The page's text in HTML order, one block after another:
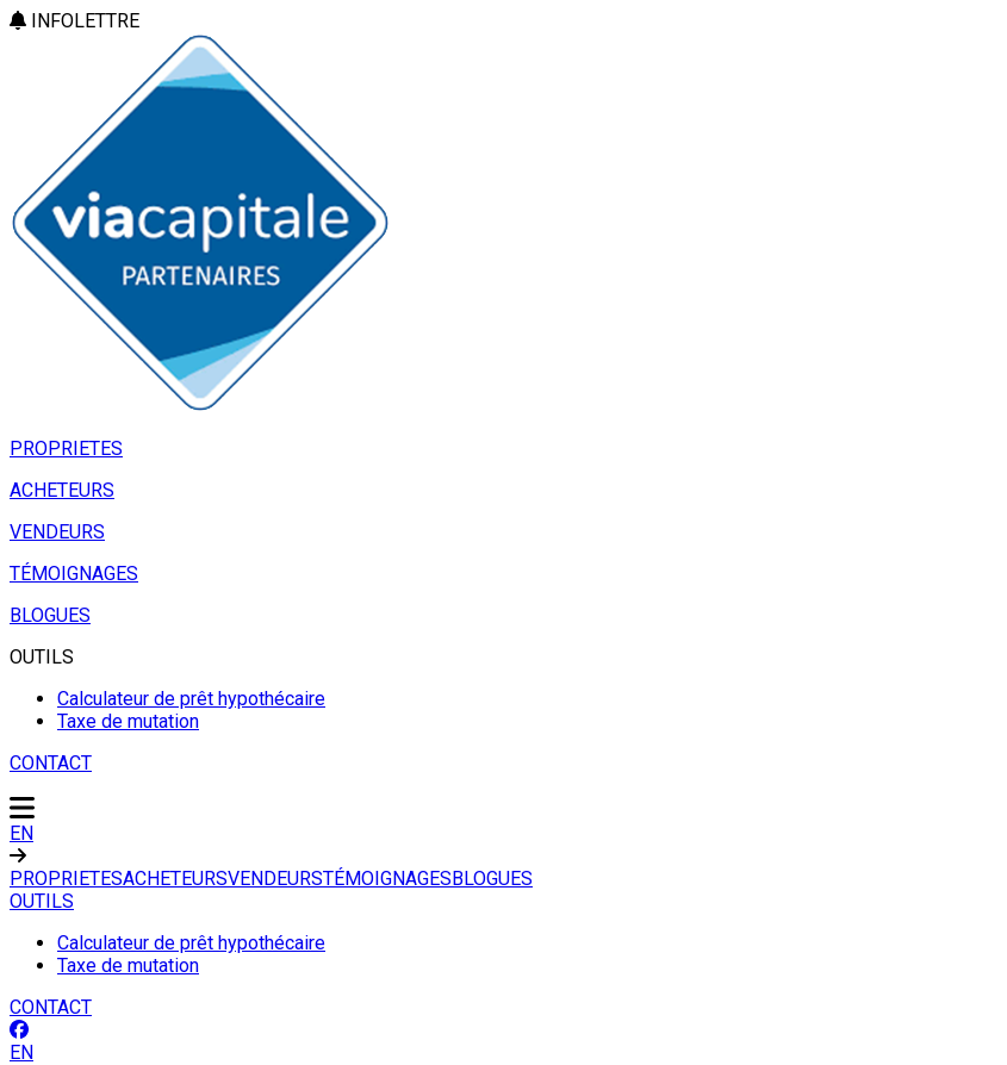
INFOLETTRE
PROPRIETES
ACHETEURS
VENDEURS
TÉMOIGNAGES
BLOGUES
OUTILS
Calculateur de prêt hypothécaire
Taxe de mutation
CONTACT
EN
PROPRIETESACHETEURSVENDEURSTÉMOIGNAGESBLOGUES
OUTILS
Calculateur de prêt hypothécaire
Taxe de mutation
CONTACT
EN